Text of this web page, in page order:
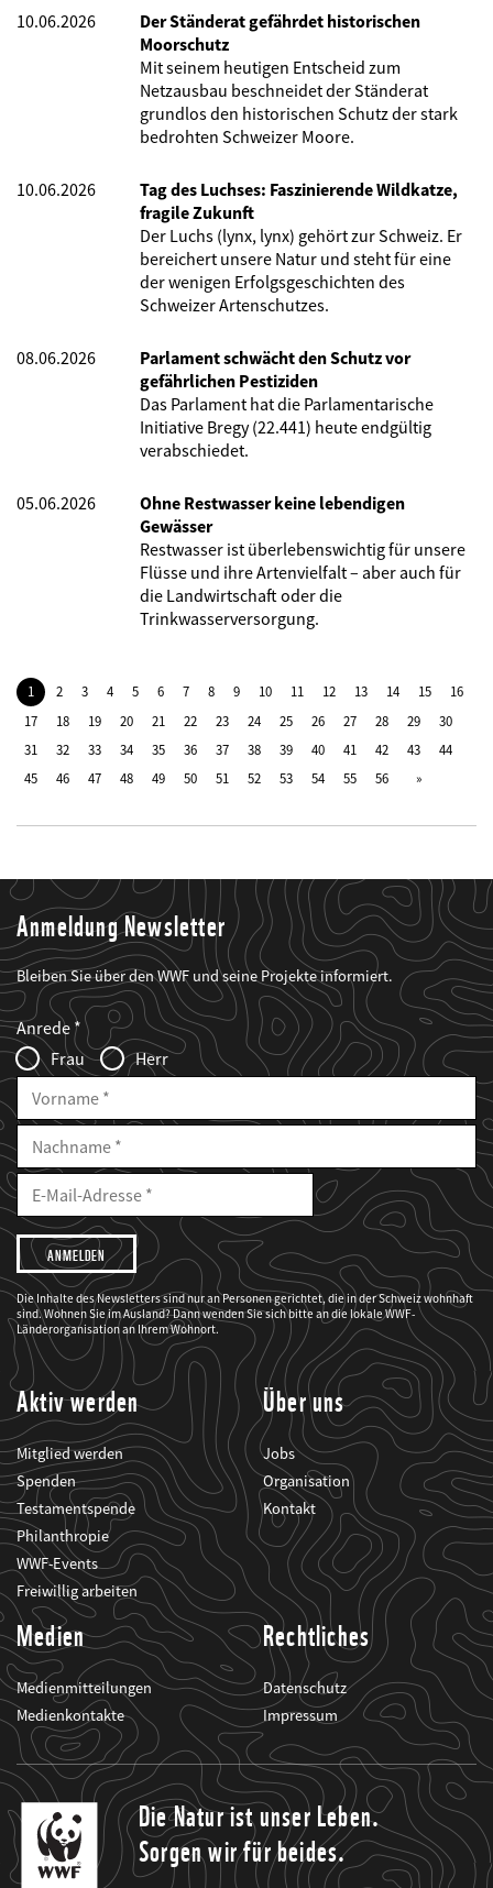
10.06.2026
Der Ständerat gefährdet historischen
Moorschutz
Mit seinem heutigen Entscheid zum
Netzausbau beschneidet der Ständerat
grundlos den historischen Schutz der stark
bedrohten Schweizer Moore.
10.06.2026
Tag des Luchses: Faszinierende Wildkatze,
fragile Zukunft
Der Luchs (lynx, lynx) gehört zur Schweiz. Er
bereichert unsere Natur und steht für eine
der wenigen Erfolgsgeschichten des
Schweizer Artenschutzes.
08.06.2026
Parlament schwächt den Schutz vor
gefährlichen Pestiziden
Das Parlament hat die Parlamentarische
Initiative Bregy (22.441) heute endgültig
verabschiedet.
05.06.2026
Ohne Restwasser keine lebendigen
Gewässer
Restwasser ist überlebenswichtig für unsere
Flüsse und ihre Artenvielfalt – aber auch für
die Landwirtschaft oder die
Trinkwasserversorgung.
1 2 3 4 5 6 7 8 9 10 11 12 13 14 15
16
17
18 19 20 21 22 23 24 25 26 27 28 29
30
31
32 33 34 35 36 37 38 39 40 41 42 43
44
45
46 47 48 49 50 51 52 53 54 55 56
Anmeldung Newsletter
Bleiben Sie über den WWF und seine Projekte informiert.
Web2Case
Infofelder
Fieldset
anrede_name
Anrede
Frau
Herr
Vorname
Nachname
E-
Mailadresse
E-
Adresse
Ich
möchte,
dass
der
WWF
mich
über
seine
Projekte
informiert.
Die Inhalte des Newsletters sind nur an Personen gerichtet, die in der Schweiz wohnhaft
sind. Wohnen Sie im Ausland? Dann wenden Sie sich bitte an die lokale WWF-
Länderorganisation an Ihrem Wohnort.
Aktiv werden
Mitglied werden
Spenden
Testamentspende
Philanthropie
WWF-Events
Freiwillig arbeiten
Über uns
Jobs
Organisation
Kontakt
Medien
Medienmitteilungen
Medienkontakte
Rechtliches
Datenschutz
Impressum
Die Natur ist unser Leben.
Sorgen wir für beides.